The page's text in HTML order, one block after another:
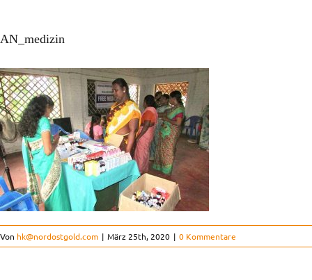
Kinderorthopädie
Der Verein
Kontakt
AN_medizin
Von hk@nordostgold.com | März 25th, 2020 | 0 Kommentare